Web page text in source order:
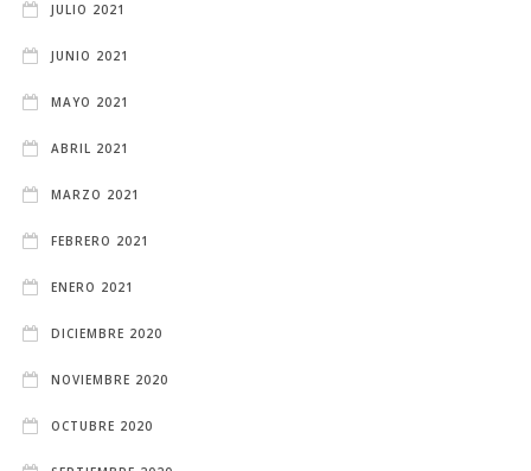
JULIO 2021
JUNIO 2021
MAYO 2021
ABRIL 2021
MARZO 2021
FEBRERO 2021
ENERO 2021
DICIEMBRE 2020
NOVIEMBRE 2020
OCTUBRE 2020